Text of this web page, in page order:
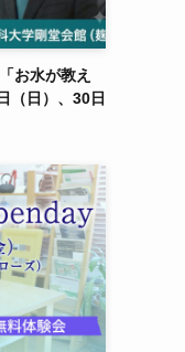
お水が教え
（日）、30日